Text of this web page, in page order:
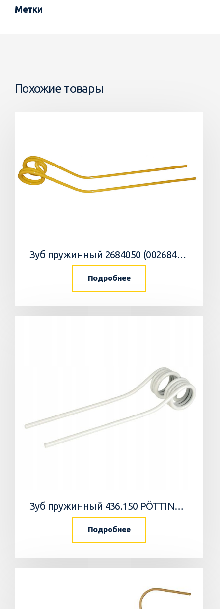
Метки
Похожие товары
Зуб пружинный 2684050 (002684050, 268405.0) Krone
Подробнее
Зуб пружинный 436.150 PÖTTINGER
Подробнее